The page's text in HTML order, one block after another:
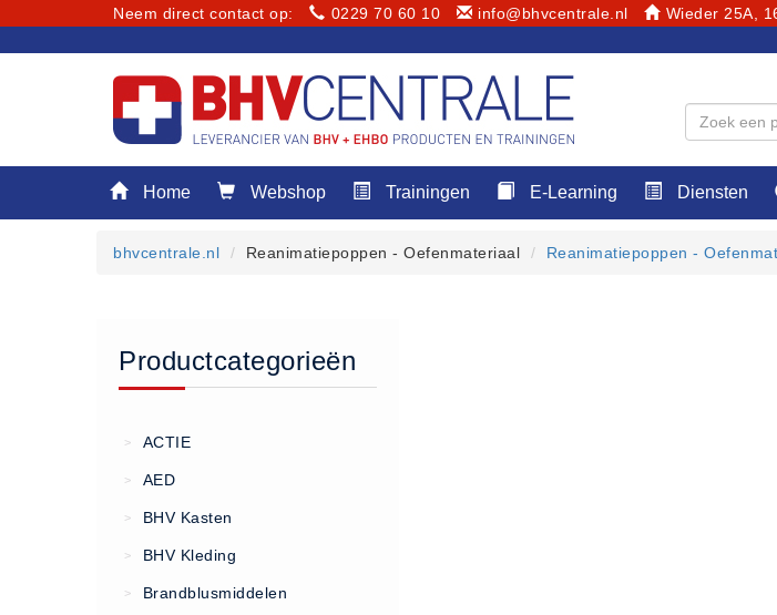
Neem direct contact op: 0229 70 60 10 info@bhvcentrale.nl Wieder 25A,
Home
Keuringen
Bedrijfsnoodplannen
Inspectiecentrale
Home Webshop Trainingen E-Learning Diensten
bhvcentrale.nl Reanimatiepoppen - Oefenmateriaal Reanimatiepoppen -
Productcategorieën
> ACTIE
> AED
> BHV Kasten
> BHV Kleding
> Brandblusmiddelen